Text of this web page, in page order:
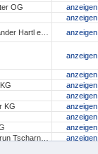
OG
anzeigen
anzeigen
anzeigen
anzeigen
anzeigen
anzeigen
anzeigen
KG
anzeigen
anzeigen
anzeigen
anzeigen